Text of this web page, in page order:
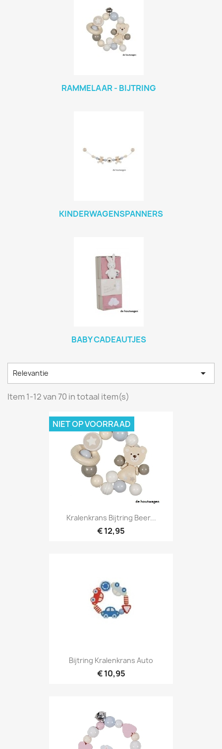
RAMMELAAR - BIJTRING
KINDERWAGENSPANNERS
BABY CADEAUTJES
Relevantie 
Item 1-12 van 70 in totaal item(s)
Kralenkrans Bijtring Beer...
€ 12,95
NIET OP VOORRAAD
Bijtring Kralenkrans Auto
€ 10,95